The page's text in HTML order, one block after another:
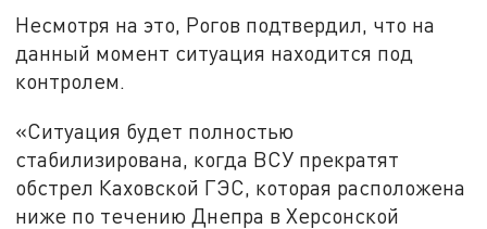
Несмотря на это, Рогов подтвердил, что на
данный момент ситуация находится под
контролем.
«Ситуация будет полностью
стабилизирована, когда ВСУ прекратят
обстрел Каховской ГЭС, которая расположена
ниже по течению Днепра в Херсонской